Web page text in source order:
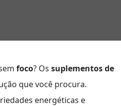
foco? Os suplementos de
que você procura.
energéticas e